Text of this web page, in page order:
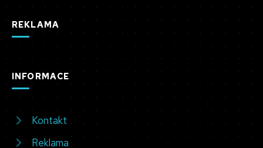
REKLAMA
INFORMACE
Kontakt
Reklama